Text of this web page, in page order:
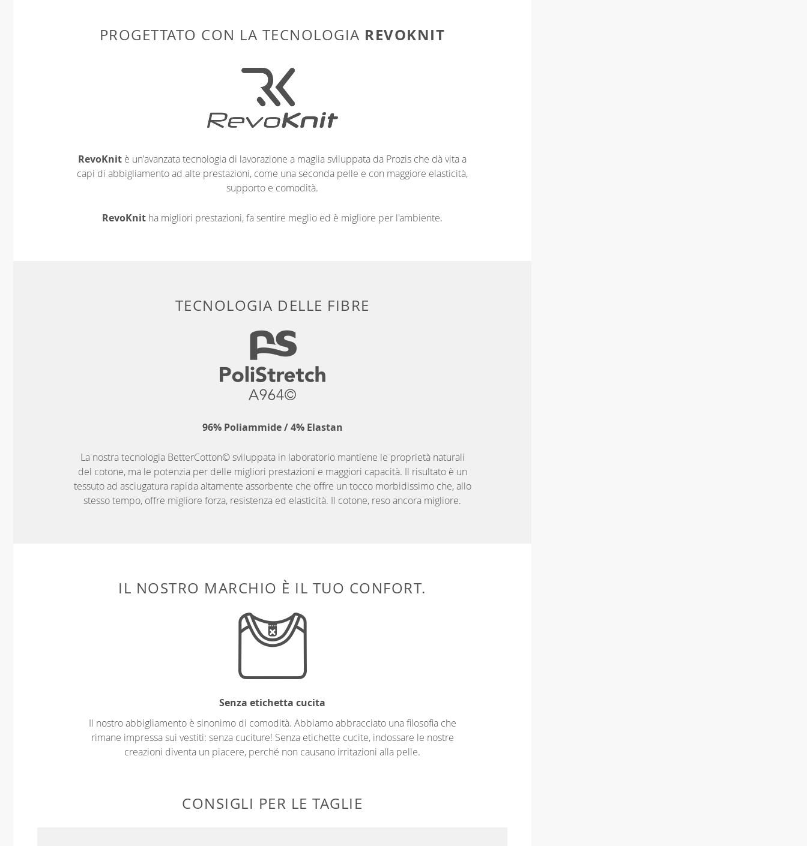
PROGETTATO CON LA TECNOLOGIA REVOKNIT
RevoKnit è un'avanzata tecnologia di lavorazione a maglia sviluppata da Prozis che dà vita a
capi di abbigliamento ad alte prestazioni, come una seconda pelle e con maggiore elasticità,
supporto e comodità.
RevoKnit ha migliori prestazioni, fa sentire meglio ed è migliore per l'ambiente.
TECNOLOGIA DELLE FIBRE
96% Poliammide / 4% Elastan
La nostra tecnologia BetterCotton© sviluppata in laboratorio mantiene le proprietà naturali
del cotone, ma le potenzia per delle migliori prestazioni e maggiori capacità. Il risultato è un
tessuto ad asciugatura rapida altamente assorbente che offre un tocco morbidissimo che, allo
stesso tempo, offre migliore forza, resistenza ed elasticità. Il cotone, reso ancora migliore.
IL NOSTRO MARCHIO È IL TUO CONFORT.
Senza etichetta cucita
Il nostro abbigliamento è sinonimo di comodità. Abbiamo abbracciato una filosofia che
rimane impressa sui vestiti: senza cuciture! Senza etichette cucite, indossare le nostre
creazioni diventa un piacere, perché non causano irritazioni alla pelle.
CONSIGLI PER LE TAGLIE